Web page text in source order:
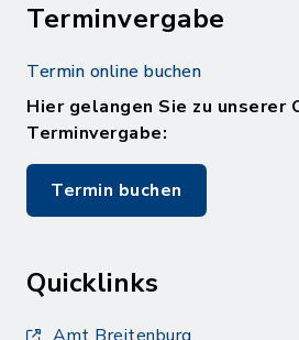
Terminvergabe
Termin online buchen
Hier gelangen Sie zu unserer
Terminvergabe:
Termin buchen
Quicklinks